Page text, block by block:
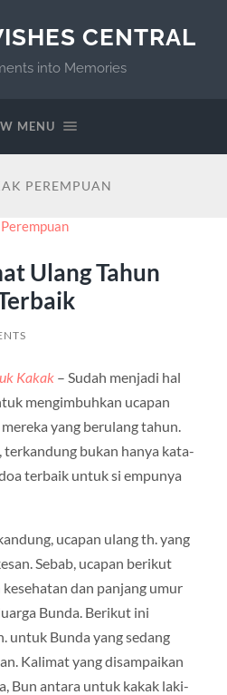
CENTRAL
into Memories
MENU
PEREMPUAN
Ulang Tahun
Kakak– Sudah menjadi hal
mengimbuhkan ucapan
yang berulang tahun.
bukan hanya kata-
terbaik untuk si empunya
ucapan ulang th. yang
Sebab, ucapan berikut
dan panjang umur
Bunda. Berikut ini
untuk Bunda yang sedang
Kalimat yang disampaikan
Bun antara untuk kakak laki-